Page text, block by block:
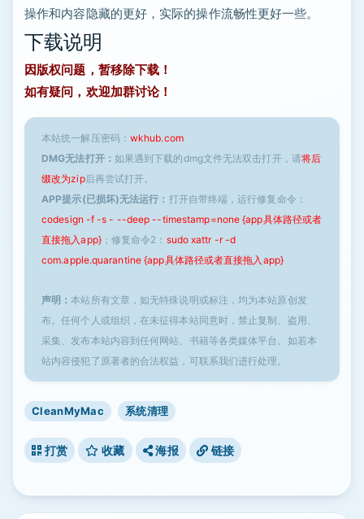
操作和内容隐藏的更好，实际的操作流畅性更好一些。
下载说明
因版权问题，暂移除下载！
如有疑问，欢迎加群讨论！
本站统一解压密码： wkhub.com
DMG无法打开： 如果遇到下载的dmg文件无法双击打开，请将后
缀改为zip后再尝试打开。
APP提示(已损坏)无法运行： 打开自带终端，运行修复命令：
codesign -f -s - --deep --timestamp=none {app具体路径或者
直接拖入app}；修复命令2： sudo xattr -r -d
com.apple.quarantine {app具体路径或者直接拖入app}
声明：本站所有文章，如无特殊说明或标注，均为本站原创发
布。任何个人或组织，在未征得本站同意时，禁止复制、盗用、
采集、发布本站内容到任何网站、书籍等各类媒体平台。如若本
站内容侵犯了原著者的合法权益，可联系我们进行处理。
CleanMyMac 系统清理
打赏 收藏 海报 链接